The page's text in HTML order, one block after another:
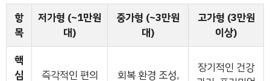
항
목
저가형 (~1만원
대)
중가형 (~3만원
대)
고가형 (3만원
이상)
핵
심
즉각적인 편의 회복 환경 조성,
장기적인 건강